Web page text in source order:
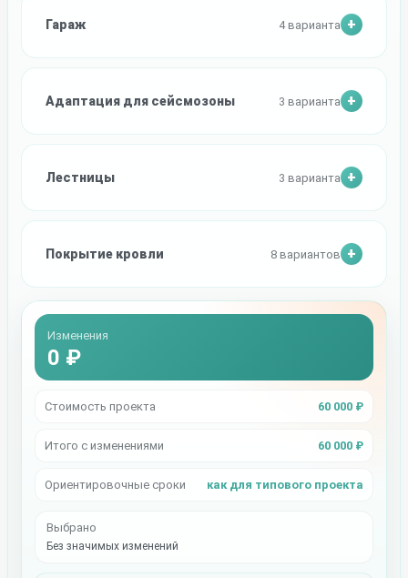
Гараж 4 варианта
Адаптация для сейсмозоны 3 варианта
Лестницы 3 варианта
Покрытие кровли 8 вариантов
Изменения
0 ₽
Стоимость проекта 60 000 ₽
Итого с изменениями 60 000 ₽
Ориентировочные сроки как для типового проекта
Выбрано
Без значимых изменений